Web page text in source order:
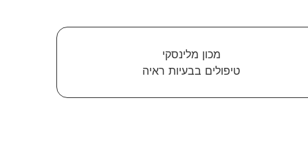
מכון מלינסקי
טיפולים בבעיות ראיה